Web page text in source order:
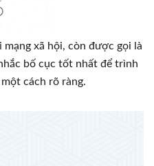
xã hội, còn được gọi là
bố cục tốt nhất để trình
cách rõ ràng.